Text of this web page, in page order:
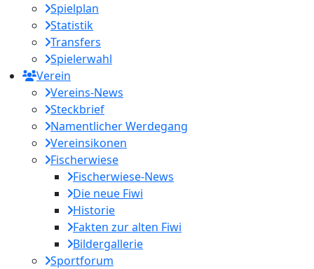
Spielplan
Statistik
Transfers
Spielerwahl
Verein
Vereins-News
Steckbrief
Namentlicher Werdegang
Vereinsikonen
Fischerwiese
Fischerwiese-News
Die neue Fiwi
Historie
Fakten zur alten Fiwi
Bildergallerie
Sportforum